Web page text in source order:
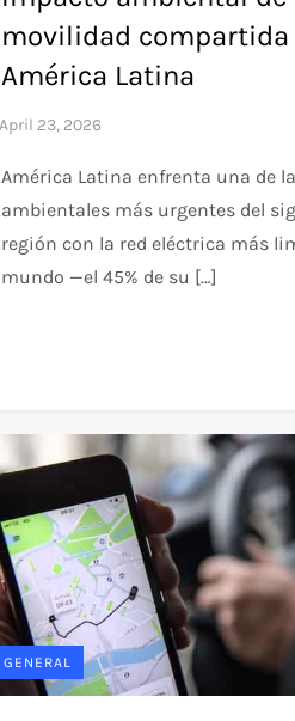
movilidad compartida
América Latina
América Latina enfrenta una de
ambientales más urgentes del
región con la red eléctrica más
mundo —el 45% de su […]
GENERAL